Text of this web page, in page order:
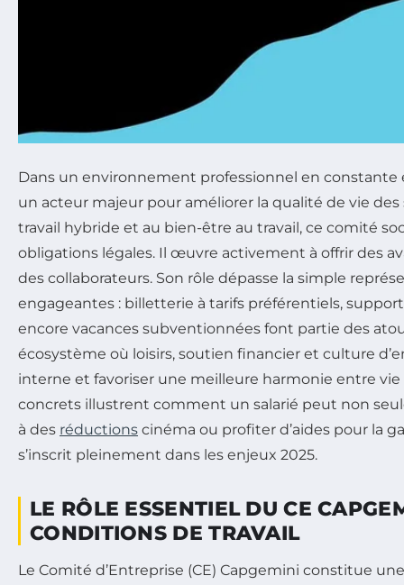
Dans un environnement professionnel en
un acteur majeur pour améliorer la qualité de vie des
travail hybride et au bien-être au travail, ce comité
obligations légales. Il œuvre activement à offrir des
des collaborateurs. Son rôle dépasse la simple
engageantes : billetterie à tarifs préférentiels,
encore vacances subventionnées font partie des
écosystème où loisirs, soutien financier et culture
interne et favoriser une meilleure harmonie entre
concrets illustrent comment un salarié peut non
à des réductions cinéma ou profiter d’aides pour la
s’inscrit pleinement dans les enjeux 2025.
LE RÔLE ESSENTIEL DU CE
CONDITIONS DE TRAVAIL
Le Comité d’Entreprise (CE) Capgemini constitue